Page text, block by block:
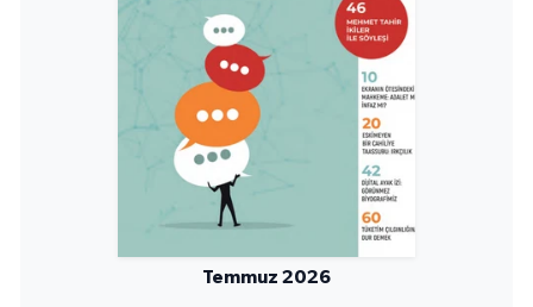
Temmuz 2026